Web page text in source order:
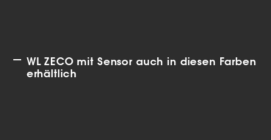
WL ZECO mit Sensor auch in diesen Farben
erhältlich